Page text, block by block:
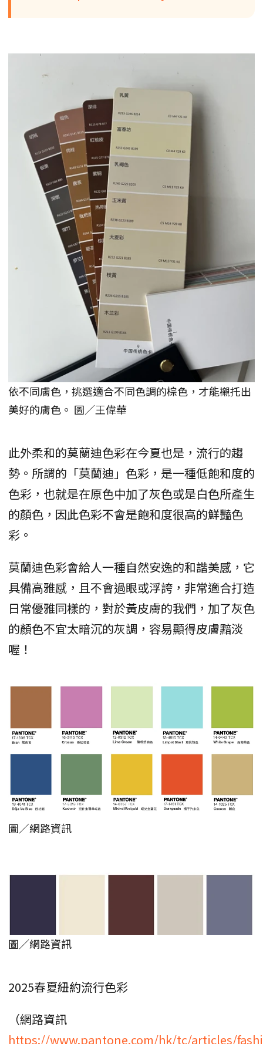
依不同膚色，挑選適合不同色調的棕色，才能襯托出
美好的膚色。 圖／王偉華
此外柔和的莫蘭迪色彩在今夏也是，流行的趨
勢。所謂的「莫蘭迪」色彩，是一種低飽和度的
色彩，也就是在原色中加了灰色或是白色所產生
的顏色，因此色彩不會是飽和度很高的鮮豔色
彩。
莫蘭迪色彩會給人一種自然安逸的和諧美感，它
具備高雅感，且不會過眼或浮誇，非常適合打造
日常優雅同樣的，對於黃皮膚的我們，加了灰色
的顏色不宜太暗沉的灰調，容易顯得皮膚黯淡
喔！
圖／網路資訊
圖／網路資訊
2025春夏紐約流行色彩
（網路資訊
https://www.pantone.com/hk/tc/articles/